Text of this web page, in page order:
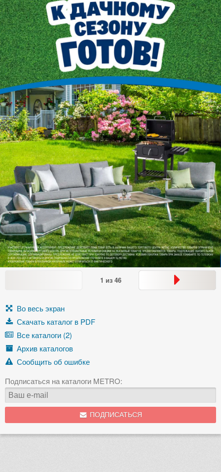
1 из 46
Во весь экран
Скачать каталог в PDF
Все каталоги (2)
Архив каталогов
Сообщить об ошибке
Подписаться на каталоги METRO:
ПОДПИСАТЬСЯ